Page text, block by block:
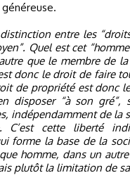
entre les
Quel est cet
que le membre de
donc le droit de faire
de propriété est donc
disposer “à son gré”,
indépendamment de la
C’est cette liberté
forme la base de la
homme, dans un
plutôt la limitation de